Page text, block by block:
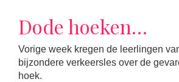
Dode hoeken…
Vorige week kregen de leerlingen
bijzondere verkeersles over de
hoek.